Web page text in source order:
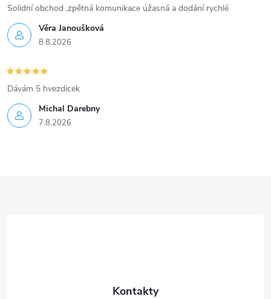
Věra Janoušková
8.8.2026
Solidní obchod ,zpětná komunikace úžasná a dodání rychlé
Michal Darebny
7.8.2026
Dávám 5 hvezdicek